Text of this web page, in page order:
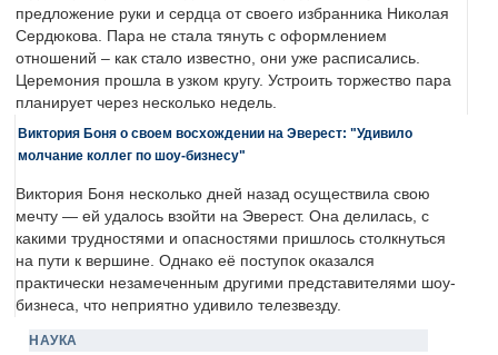
предложение руки и сердца от своего избранника Николая
Сердюкова. Пара не стала тянуть с оформлением
отношений – как стало известно, они уже расписались.
Церемония прошла в узком кругу. Устроить торжество пара
планирует через несколько недель.
Виктория Боня о своем восхождении на Эверест: "Удивило
молчание коллег по шоу-бизнесу"
Виктория Боня несколько дней назад осуществила свою
мечту — ей удалось взойти на Эверест. Она делилась, с
какими трудностями и опасностями пришлось столкнуться
на пути к вершине. Однако её поступок оказался
практически незамеченным другими представителями шоу-
бизнеса, что неприятно удивило телезвезду.
НАУКА